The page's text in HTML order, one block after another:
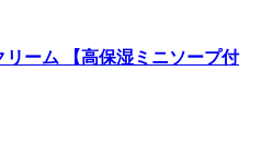
ーム 【高保湿ミニソープ付